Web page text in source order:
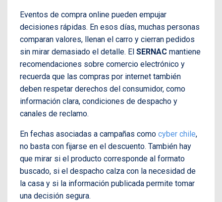
Eventos de compra online pueden empujar
decisiones rápidas. En esos días, muchas personas
comparan valores, llenan el carro y cierran pedidos
sin mirar demasiado el detalle. El SERNAC mantiene
recomendaciones sobre comercio electrónico y
recuerda que las compras por internet también
deben respetar derechos del consumidor, como
información clara, condiciones de despacho y
canales de reclamo.
En fechas asociadas a campañas como cyber chile,
no basta con fijarse en el descuento. También hay
que mirar si el producto corresponde al formato
buscado, si el despacho calza con la necesidad de
la casa y si la información publicada permite tomar
una decisión segura.